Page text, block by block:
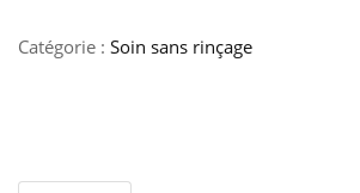
Catégorie : Soin sans rinçage